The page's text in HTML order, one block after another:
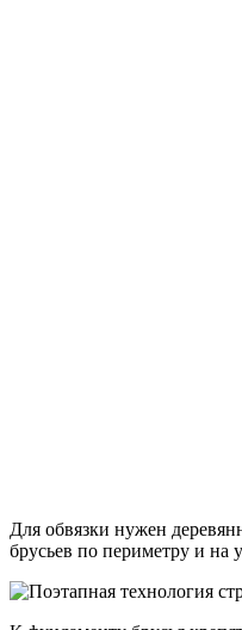
Для обвязки нужен
брусьев по периметру и на